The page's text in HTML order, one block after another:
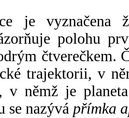
je vyznačena
polohu
čtverečkem.
trajektorii, v
v němž je
se nazývá přímka